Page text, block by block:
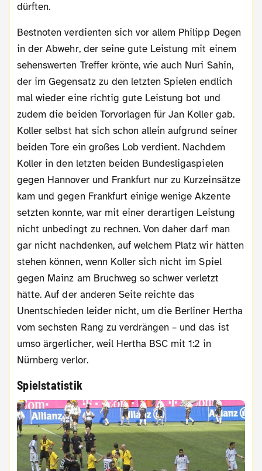
dürften.
Bestnoten verdienten sich vor allem Philipp Degen
in der Abwehr, der seine gute Leistung mit einem
sehenswerten Treffer krönte, wie auch Nuri Sahin,
der im Gegensatz zu den letzten Spielen endlich
mal wieder eine richtig gute Leistung bot und
zudem die beiden Torvorlagen für Jan Koller gab.
Koller selbst hat sich schon allein aufgrund seiner
beiden Tore ein großes Lob verdient. Nachdem
Koller in den letzten beiden Bundesligaspielen
gegen Hannover und Frankfurt nur zu Kurzeinsätze
kam und gegen Frankfurt einige wenige Akzente
setzten konnte, war mit einer derartigen Leistung
nicht unbedingt zu rechnen. Von daher darf man
gar nicht nachdenken, auf welchem Platz wir hätten
stehen können, wenn Koller sich nicht im Spiel
gegen Mainz am Bruchweg so schwer verletzt
hätte. Auf der anderen Seite reichte das
Unentschieden leider nicht, um die Berliner Hertha
vom sechsten Rang zu verdrängen – und das ist
umso ärgerlicher, weil Hertha BSC mit 1:2 in
Nürnberg verlor.
Spielstatistik